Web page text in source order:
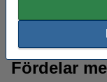
som zink-
förse dina
Fördelar